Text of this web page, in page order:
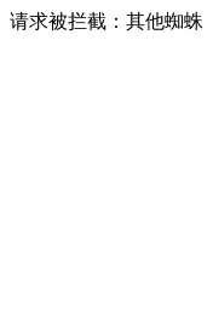
请求被拦截：其他蜘蛛